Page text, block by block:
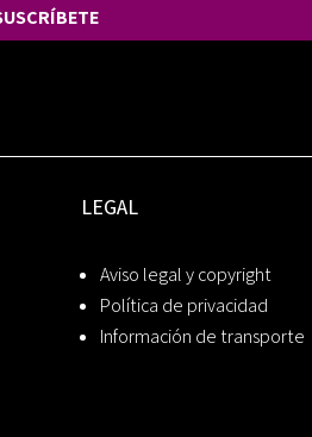
LEGAL
Aviso legal y copyright
Política de privacidad
Información de transporte